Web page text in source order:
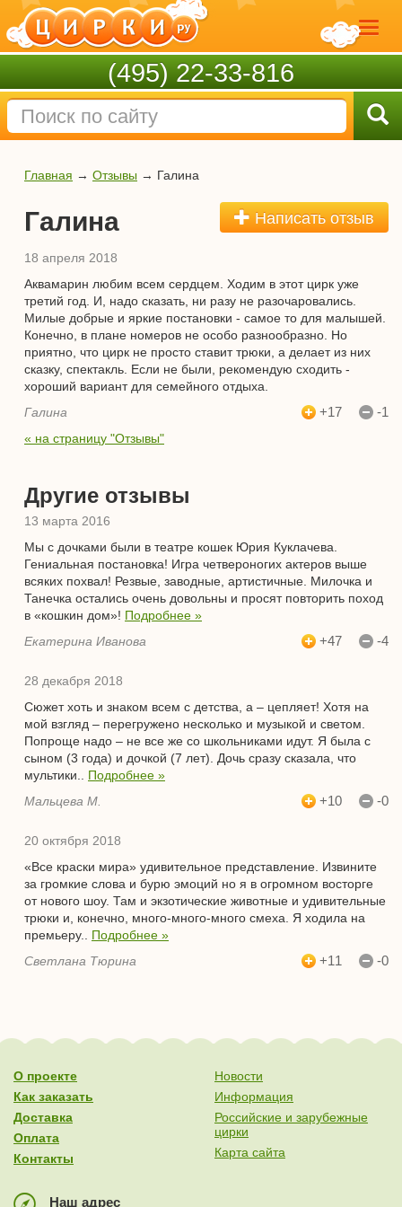
(495) 22-33-816
Главная → Отзывы → Галина
Написать отзыв
Галина
18 апреля 2018
Аквамарин любим всем сердцем. Ходим в этот цирк уже
третий год. И, надо сказать, ни разу не разочаровались.
Милые добрые и яркие постановки - самое то для малышей.
Конечно, в плане номеров не особо разнообразно. Но
приятно, что цирк не просто ставит трюки, а делает из них
сказку, спектакль. Если не были, рекомендую сходить -
хороший вариант для семейного отдыха.
Галина
+17 -1
« на страницу "Отзывы"
Другие отзывы
13 марта 2016
Мы с дочками были в театре кошек Юрия Куклачева.
Гениальная постановка! Игра четвероногих актеров выше
всяких похвал! Резвые, заводные, артистичные. Милочка и
Танечка остались очень довольны и просят повторить поход
в «кошкин дом»! Подробнее »
Екатерина Иванова
+47 -4
28 декабря 2018
Сюжет хоть и знаком всем с детства, а – цепляет! Хотя на
мой взгляд – перегружено несколько и музыкой и светом.
Попроще надо – не все же со школьниками идут. Я была с
сыном (3 года) и дочкой (7 лет). Дочь сразу сказала, что
мультики.. Подробнее »
Мальцева М.
+10 -0
20 октября 2018
«Все краски мира» удивительное представление. Извините
за громкие слова и бурю эмоций но я в огромном восторге
от нового шоу. Там и экзотические животные и удивительные
трюки и, конечно, много-много-много смеха. Я ходила на
премьеру.. Подробнее »
Светлана Тюрина
+11 -0
О проекте
Как заказать
Доставка
Оплата
Контакты
Новости
Информация
Российские и зарубежные
цирки
Карта сайта
Наш адрес